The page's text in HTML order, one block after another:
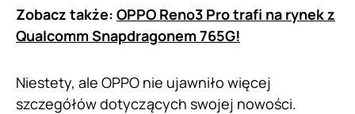
Zobacz także: OPPO Reno3 Pro trafi na rynek z
Qualcomm Snapdragonem 765G!
Niestety, ale OPPO nie ujawniło więcej
szczegółów dotyczących swojej nowości.